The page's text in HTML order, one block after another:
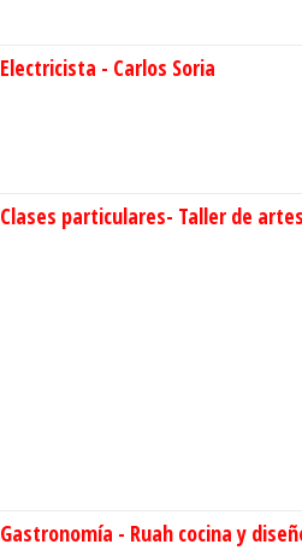
Electricista - Carlos Soria
Clases particulares- Taller de
Gastronomía - Ruah cocina y